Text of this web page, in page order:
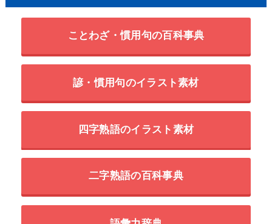
ことわざ・慣用句の百科事典
諺・慣用句のイラスト素材
四字熟語のイラスト素材
二字熟語の百科事典